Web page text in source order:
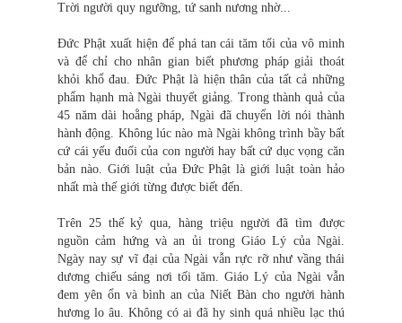
Trời người quy ngưỡng, tứ sanh nương nhờ...
Đức Phật xuất hiện để phá tan cái tăm tối của vô minh
và để chỉ cho nhân gian biết phương pháp giải thoát
khỏi khổ đau. Đức Phật là hiện thân của tất cả những
phẩm hạnh mà Ngài thuyết giảng. Trong thành quả của
45 năm dài hoằng pháp, Ngài đã chuyển lời nói thành
hành động. Không lúc nào mà Ngài không trình bầy bất
cứ cái yếu đuối của con người hay bất cứ dục vọng căn
bản nào. Giới luật của Đức Phật là giới luật toàn hảo
nhất mà thế giới từng được biết đến.
Trên 25 thế kỷ qua, hàng triệu người đã tìm được
nguồn cảm hứng và an ủi trong Giáo Lý của Ngài.
Ngày nay sự vĩ đại của Ngài vẫn rực rỡ như vầng thái
dương chiếu sáng nơi tối tăm. Giáo Lý của Ngài vẫn
đem yên ổn và bình an của Niết Bàn cho người hành
hương lo âu. Không có ai đã hy sinh quá nhiều lạc thú